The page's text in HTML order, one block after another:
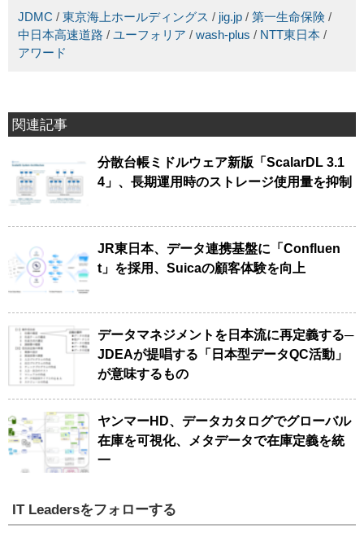
JDMC / 東京海上ホールディングス / jig.jp / 第一生命保険 /
中日本高速道路 / ユーフォリア / wash-plus / NTT東日本 /
アワード
関連記事
分散台帳ミドルウェア新版「ScalarDL 3.1
4」、長期運用時のストレージ使用量を抑制
JR東日本、データ連携基盤に「Confluen
t」を採用、Suicaの顧客体験を向上
データマネジメントを日本流に再定義する─
JDEAが提唱する「日本型データQC活動」
が意味するもの
ヤンマーHD、データカタログでグローバル
在庫を可視化、メタデータで在庫定義を統
一
IT Leadersをフォローする